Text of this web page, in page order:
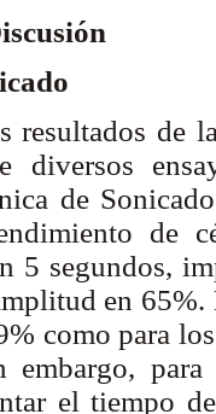
resultados de
de
de
5 segundos,
en 65%.
como para
embargo,
el tiempo